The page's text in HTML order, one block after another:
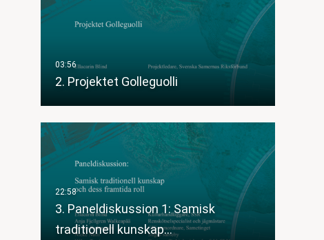
2. Projektet Golleguolli
3. Paneldiskussion 1: Samisk
traditionell kunskap…